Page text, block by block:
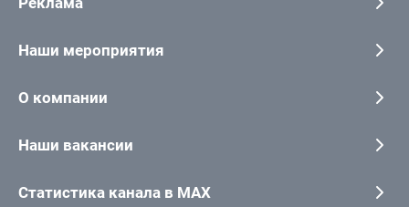
Наши мероприятия
О компании
Наши вакансии
Статистика канала в MAX